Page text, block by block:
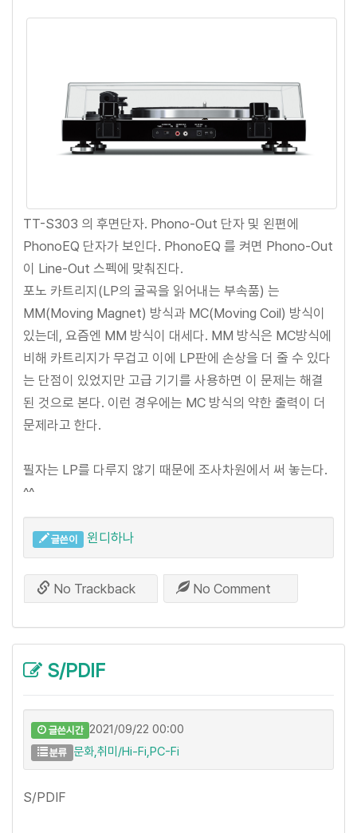
TT-S303 의 후면단자. Phono-Out 단자 및 왼편에
PhonoEQ 단자가 보인다. PhonoEQ 를 켜면 Phono-Out
이 Line-Out 스펙에 맞춰진다.
포노 카트리지(LP의 굴곡을 읽어내는 부속품) 는
MM(Moving Magnet) 방식과 MC(Moving Coil) 방식이
있는데, 요즘엔 MM 방식이 대세다. MM 방식은 MC방식에
비해 카트리지가 무겁고 이에 LP판에 손상을 더 줄 수 있다
는 단점이 있었지만 고급 기기를 사용하면 이 문제는 해결
된 것으로 본다. 이런 경우에는 MC 방식의 약한 출력이 더
문제라고 한다.
필자는 LP를 다루지 않기 때문에 조사차원에서 써 놓는다.
^^
글쓴이 윈디하나
No Trackback No Comment
S/PDIF
글쓴시간 2021/09/22 00:00
분류 문화,취미/Hi-Fi,PC-Fi
S/PDIF